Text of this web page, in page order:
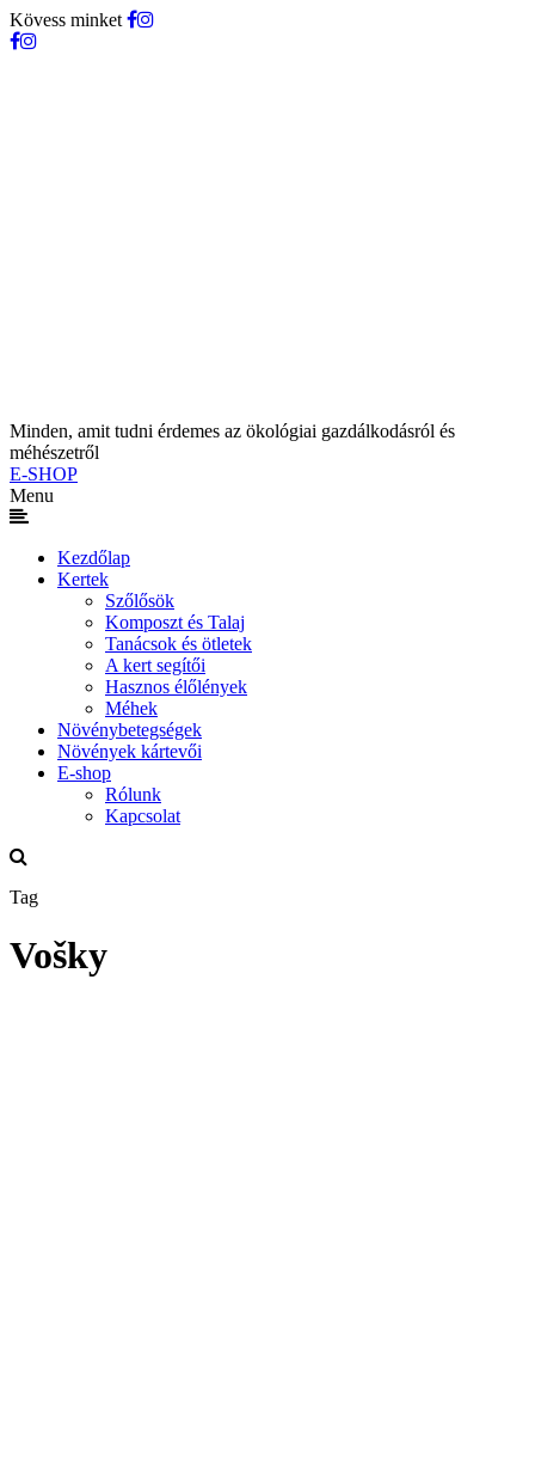
Kövess minket
Minden, amit tudni érdemes az ökológiai gazdálkodásról és
méhészetről
E-SHOP
Menu
Kezdőlap
Kertek
Szőlősök
Komposzt és Talaj
Tanácsok és ötletek
A kert segítői
Hasznos élőlények
Méhek
Növénybetegségek
Növények kártevői
E-shop
Rólunk
Kapcsolat
Tag
Vošky